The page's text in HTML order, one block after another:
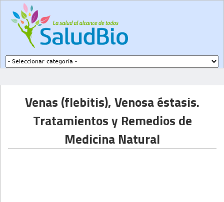
Venas (flebitis), Venosa éstasis.
Tratamientos y Remedios de
Medicina Natural